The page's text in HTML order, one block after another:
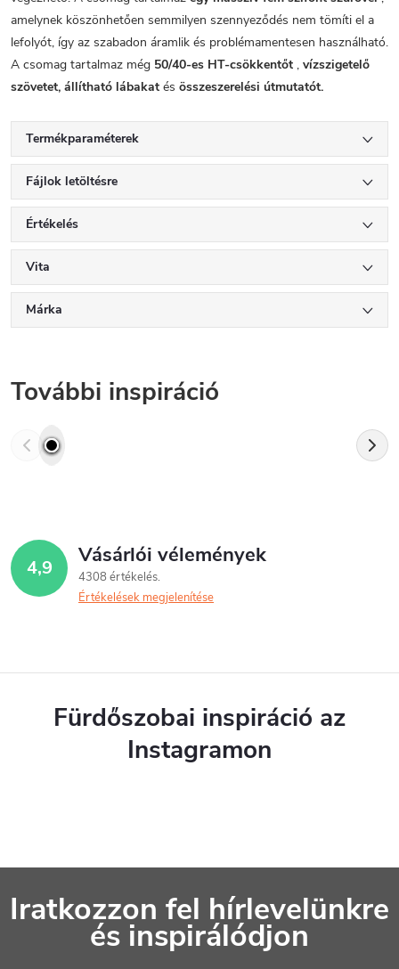
amelynek köszönhetően semmilyen szennyeződés nem tömíti el a
lefolyót, így az szabadon áramlik és problémamentesen használható.
A csomag tartalmaz még 50/40-es HT-csökkentőt , vízszigetelő
szövetet, állítható lábakat és összeszerelési útmutatót.
Termékparaméterek
Fájlok letöltésre
Értékelés
Vita
Márka
További inspiráció
4,9 Vásárlói vélemények
4308 értékelés
Értékelések megjelenítése
Fürdőszobai inspiráció az
Instagramon
áIratkozzon fel hírlevelünkre
és inspirálódjon